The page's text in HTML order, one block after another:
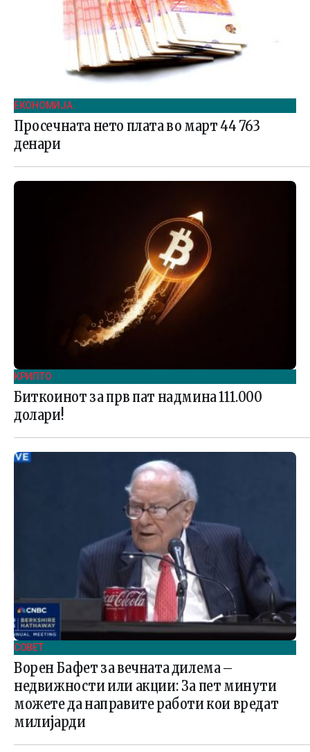
ЕКОНОМИЈА .
Просечната нето плата во март 44 763
денари
КРИПТО
Биткоинот за прв пат надмина 111.000
долари!
СОВЕТ
Ворен Бафет за вечната дилема –
недвижности или акции: За пет минути
можете да направите работи кои вредат
милијарди